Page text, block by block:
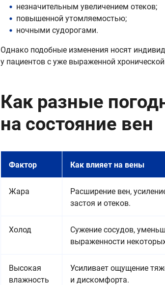
незначительным увеличением отеков;
повышенной утомляемостью;
ночными судорогами.
Однако подобные изменения носят
у пациентов с уже выраженной
Как разные
на состояние вен
Фактор Как влияет на вены
Жара
Расширение вен,
застоя и отеков.
Холод
Сужение сосудов,
выраженности
Высокая
влажность
Усиливает ощущение
и дискомфорта.